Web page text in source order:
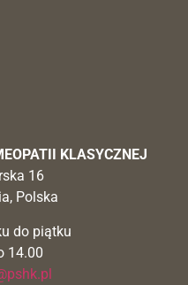
KLASYCZNEJ
16
Polska
do piątku
14.00